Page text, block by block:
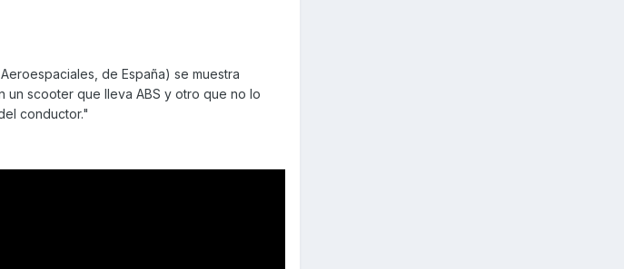
de España) se muestra
scooter que lleva ABS y otro que no lo
conductor."